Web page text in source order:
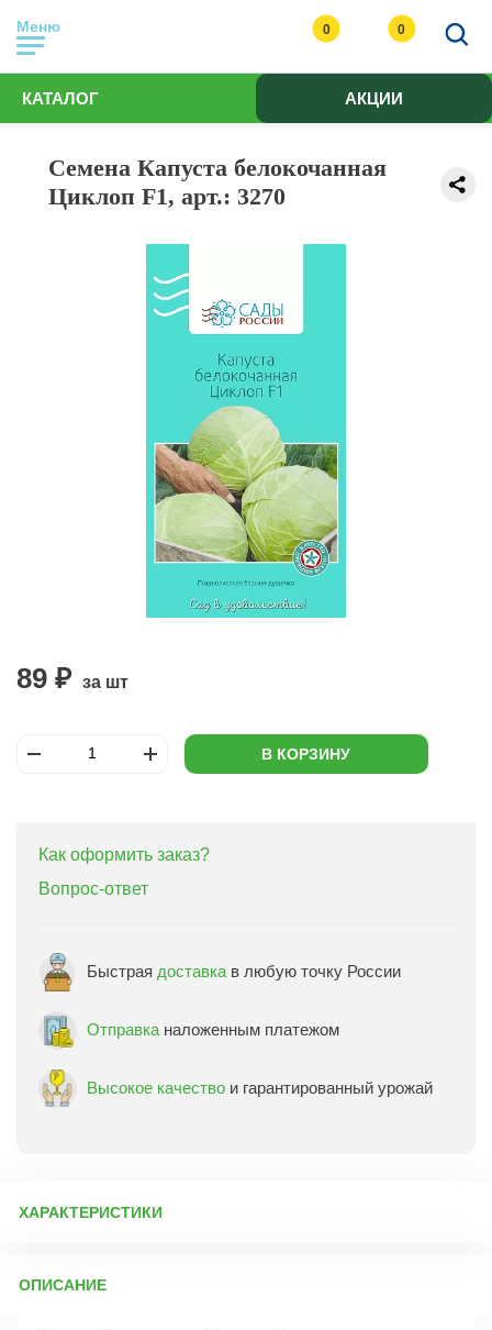
Меню 0 0
КАТАЛОГ АКЦИИ
Семена Капуста белокочанная
Циклоп F1, арт.: 3270
89 ₽ за шт
В КОРЗИНУ
Как оформить заказ?
Вопрос-ответ
Быстрая доставка в любую точку России
Отправка наложенным платежом
Высокое качество и гарантированный урожай
ХАРАКТЕРИСТИКИ
Бренд товара:
ОПИСАНИЕ